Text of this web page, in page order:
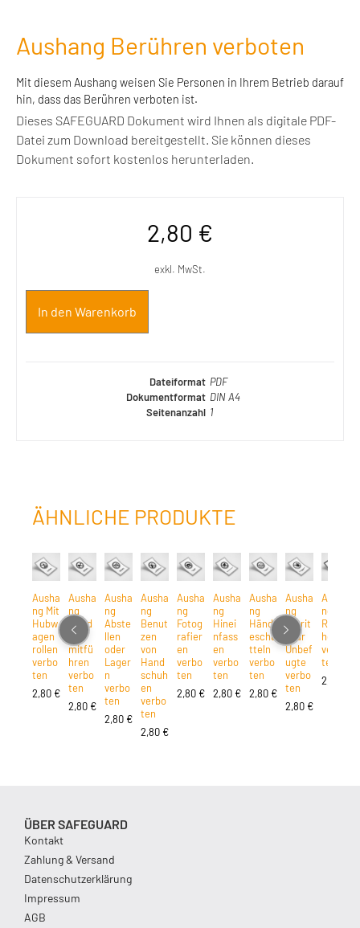
Aushang Berühren verboten
Mit diesem Aushang weisen Sie Personen in Ihrem Betrieb darauf
hin, dass das Berühren verboten ist.
Dieses SAFEGUARD Dokument wird Ihnen als digitale PDF-
Datei zum Download bereitgestellt. Sie können dieses
Dokument sofort kostenlos herunterladen.
2,80 €
exkl. MwSt.
In den Warenkorb
Dateiformat PDF
Dokumentformat DIN A4
Seitenanzahl 1
ÄHNLICHE PRODUKTE
Ausha
ng Mit
Hubw
agen
rollen
verbo
ten
2,80 €
Ausha
ng
Hund
e
mitfü
hren
verbo
ten
2,80 €
Ausha
ng
Abste
llen
oder
Lager
n
verbo
ten
2,80 €
Ausha
ng
Benut
zen
von
Hand
schuh
en
verbo
ten
2,80 €
Ausha
ng
Fotog
rafier
en
verbo
ten
2,80 €
Ausha
ng
Hinei
nfass
en
verbo
ten
2,80 €
Ausha
ng
Händ
eschü
tteln
verbo
ten
2,80 €
Ausha
ng
Zutrit
t für
Unbef
ugte
verbo
ten
2,80 €
Ausha
ng
Rauc
hen
verbo
ten
2,80
ÜBER SAFEGUARD
Kontakt
Zahlung & Versand
Datenschutzerklärung
Impressum
AGB